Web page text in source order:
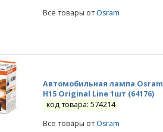
Все товары отOsram
Автомобильная лампа Osram
H15 Original Line 1шт (64176)
код товара: 574214
Все товары отOsram